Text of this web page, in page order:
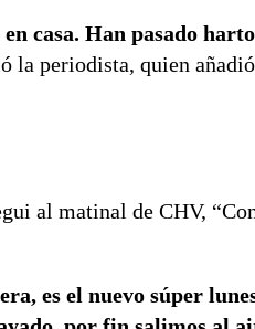
casa. Han pasado
la periodista, quien
al matinal de CHV,
es el nuevo súper